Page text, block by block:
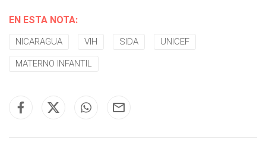
EN ESTA NOTA:
NICARAGUA VIH SIDA UNICEF
MATERNO INFANTIL